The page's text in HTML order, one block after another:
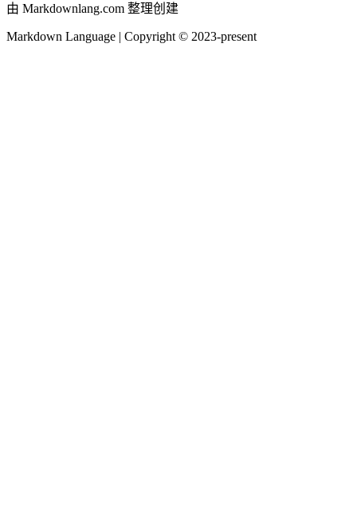
由 Markdownlang.com 整理创建
Markdown Language | Copyright © 2023-present